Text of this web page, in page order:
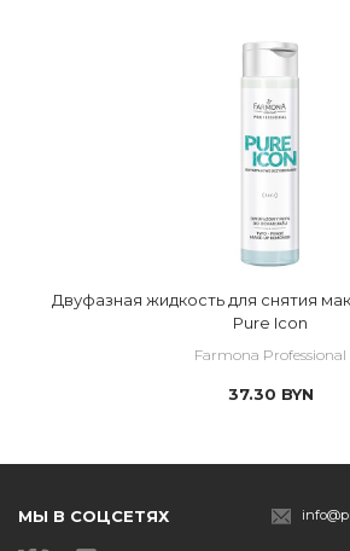
Двуфазная жидкость для снятия
Pure Icon
Farmona Professional
37.30 BYN
МЫ В СОЦСЕТЯХ